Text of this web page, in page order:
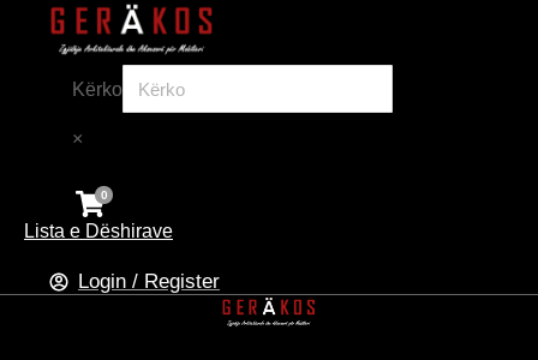
Kërko
×
Lista e Dëshirave
Login / Register